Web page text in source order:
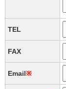
TEL
FAX
Email※